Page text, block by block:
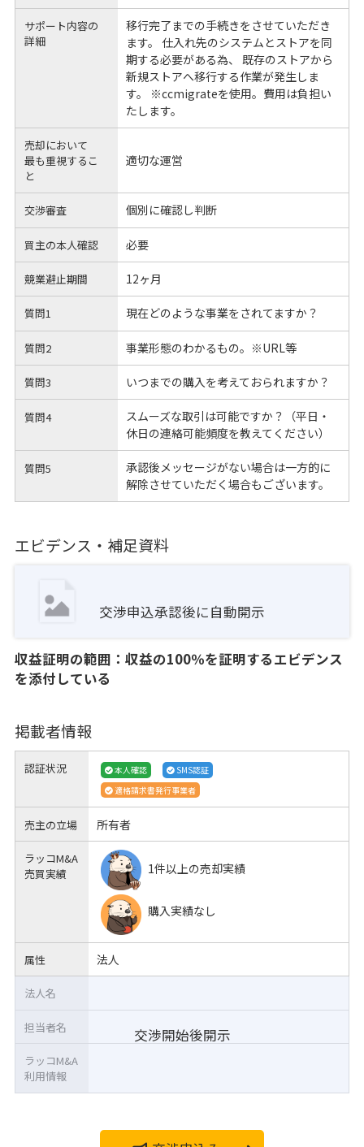
サポート内容の
詳細
移行完了までの手続きをさせていただき
ます。 仕入れ先のシステムとストアを同
期する必要がある為、 既存のストアから
新規ストアへ移行する作業が発生しま
す。 ※ccmigrateを使用。費用は負担い
たします。
売却において
最も重視するこ
と
適切な運営
交渉審査 個別に確認し判断
買主の本人確認 必要
競業避止期間 12ヶ月
質問1 現在どのような事業をされてますか？
質問2 事業形態のわかるもの。※URL等
質問3 いつまでの購入を考えておられますか？
質問4
スムーズな取引は可能ですか？（平日・
休日の連絡可能頻度を教えてください）
質問5
承認後メッセージがない場合は一方的に
解除させていただく場合もございます。
エビデンス・補足資料
交渉申込承認後に自動開示
収益証明の範囲：収益の100％を証明するエビデンス
を添付している
掲載者情報
認証状況 本人確認
SMS認証
適格請求書発行事業者
売主の立場 所有者
ラッコM&A
売買実績
1件以上の売却実績
購入実績なし
属性 法人
交渉開始後開示
法人名
担当者名
ラッコM&A
利用情報